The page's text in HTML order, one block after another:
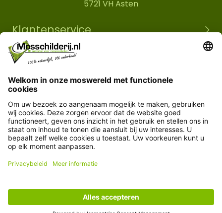
5721 VH Asten
Klantenservice
Informatie
© Copyright 2026 Mosschilderij.nl